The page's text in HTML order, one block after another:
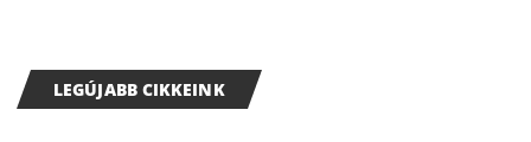
LEGÚJABB CIKKEINK